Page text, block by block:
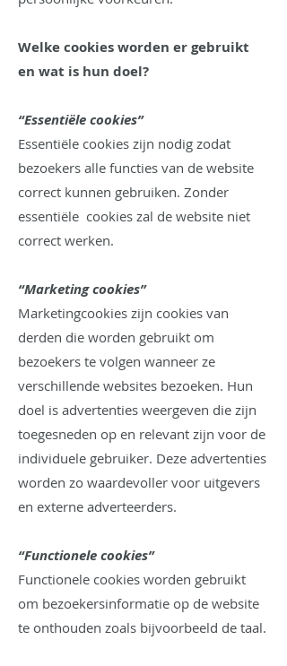
Welke cookies worden er gebruikt
en wat is hun doel?
“Essentiële cookies”
Essentiële cookies zijn nodig zodat
bezoekers alle functies van de website
correct kunnen gebruiken. Zonder
essentiële cookies zal de website niet
correct werken.
“Marketing cookies”
Marketingcookies zijn cookies van
derden die worden gebruikt om
bezoekers te volgen wanneer ze
verschillende websites bezoeken. Hun
doel is advertenties weergeven die zijn
toegesneden op en relevant zijn voor de
individuele gebruiker. Deze advertenties
worden zo waardevoller voor uitgevers
en externe adverteerders.
“Functionele cookies”
Functionele cookies worden gebruikt
om bezoekersinformatie op de website
te onthouden zoals bijvoorbeeld de taal.